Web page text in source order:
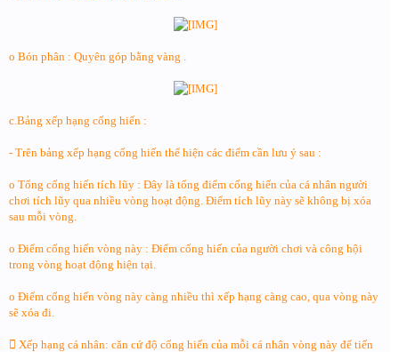
o Bón phân : Quyên góp bằng vàng .
c.Bảng xếp hạng cống hiến :
- Trên bảng xếp hạng cống hiến thể hiện các điểm cần lưu ý sau :
o Tổng cống hiến tích lũy : Đây là tổng điểm cống hiến của cá nhân người
chơi tích lũy qua nhiều vòng hoạt động. Điểm tích lũy này sẽ không bị xóa
sau mỗi vòng.
o Điểm cống hiến vòng này : Điểm cống hiến của người chơi và công hội
trong vòng hoạt động hiện tại.
o Điểm cống hiến vòng này càng nhiều thì xếp hạng càng cao, qua vòng này
sẽ xóa đi.
 Xếp hạng cá nhân: căn cứ độ cống hiến của mỗi cá nhân vòng này để tiến